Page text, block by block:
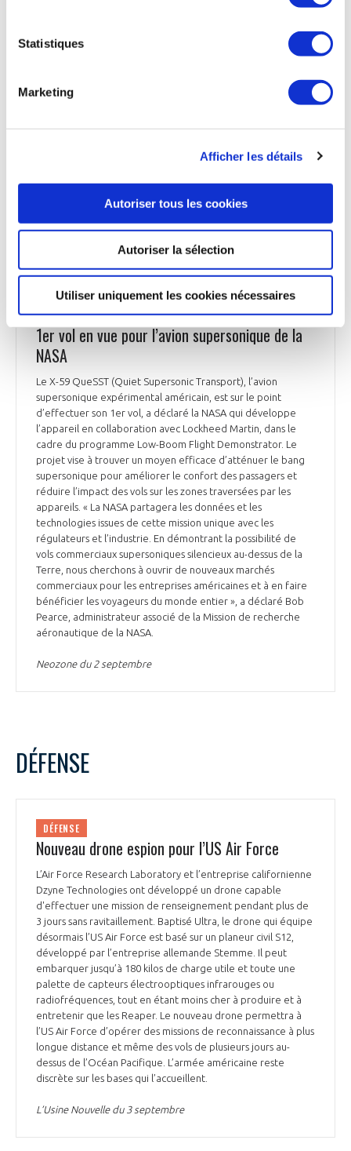
Statistiques
Marketing
Afficher les détails
Autoriser tous les cookies
Autoriser la sélection
Utiliser uniquement les cookies nécessaires
Vendredi, le vol test d’étalonnage de la vitesse, permettant
d'obtenir et de traiter avec précision les paramètres de
été effectué dans un centre d'essais en vol d'avions civils à
Pucheng. Cet essai constitue une étape nécessaire pour la
secours d'urgence du pays. Il servira à des missions de
les types de terrains.
AVIATION COMMERCIALE
1er vol en vue pour l’avion supersonique de la
NASA
Le X-59 QueSST (Quiet Supersonic Transport), l’avion
supersonique expérimental américain, est sur le point
d’effectuer son 1er vol, a déclaré la NASA qui développe
l’appareil en collaboration avec Lockheed Martin, dans le
cadre du programme Low-Boom Flight Demonstrator. Le
projet vise à trouver un moyen efficace d’atténuer le bang
supersonique pour améliorer le confort des passagers et
réduire l’impact des vols sur les zones traversées par les
appareils. « La NASA partagera les données et les
technologies issues de cette mission unique avec les
régulateurs et l’industrie. En démontrant la possibilité de
vols commerciaux supersoniques silencieux au-dessus de la
Terre, nous cherchons à ouvrir de nouveaux marchés
commerciaux pour les entreprises américaines et à en faire
bénéficier les voyageurs du monde entier », a déclaré Bob
Pearce, administrateur associé de la Mission de recherche
aéronautique de la NASA.
Neozone du 2 septembre
DÉFENSE
DÉFENSE
Nouveau drone espion pour l’US Air Force
L’Air Force Research Laboratory et l’entreprise californienne
Dzyne Technologies ont développé un drone capable
d'effectuer une mission de renseignement pendant plus de
3 jours sans ravitaillement. Baptisé Ultra, le drone qui équipe
désormais l’US Air Force est basé sur un planeur civil S12,
développé par l’entreprise allemande Stemme. Il peut
embarquer jusqu’à 180 kilos de charge utile et toute une
palette de capteurs électrooptiques infrarouges ou
radiofréquences, tout en étant moins cher à produire et à
entretenir que les Reaper. Le nouveau drone permettra à
l’US Air Force d’opérer des missions de reconnaissance à plus
longue distance et même des vols de plusieurs jours au-
dessus de l’Océan Pacifique. L’armée américaine reste
discrète sur les bases qui l’accueillent.
L’Usine Nouvelle du 3 septembre